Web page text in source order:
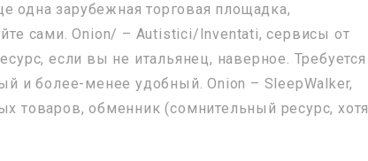
одна зарубежная торговая площадка,
сами. Onion/ – Autistici/Inventati, сервисы от
если вы не итальянец, наверное. Требуется
и более-менее удобный. Onion – SleepWalker,
товаров, обменник (сомнительный ресурс, хотя